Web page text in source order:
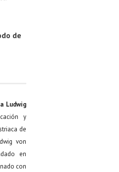
de
Ludwig
y
de
von
en
con